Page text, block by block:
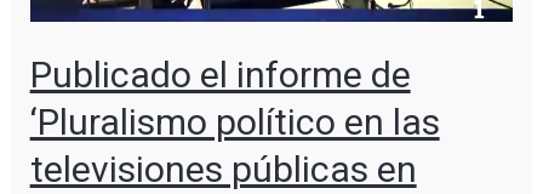
Publicado el informe de
‘Pluralismo político en las
televisiones públicas en